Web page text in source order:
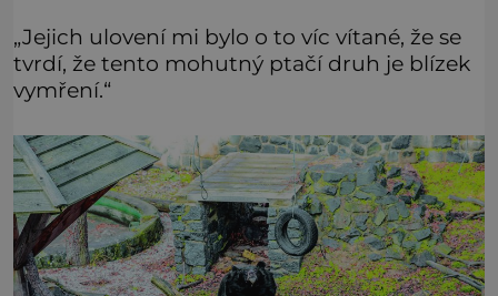
„Jejich ulovení mi bylo o to víc vítané, že se
tvrdí, že tento mohutný ptačí druh je blízek
vymření.“